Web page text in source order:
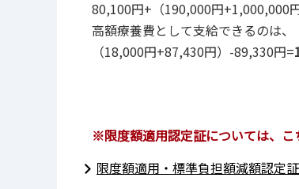
80,100円+（190,000円
高額療養費として支給できるのは、
（18,000円+87,430円）-89,330円=
※限度額適用認定証については、こ
限度額適用・標準負担額減額認定証